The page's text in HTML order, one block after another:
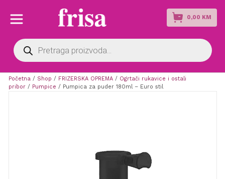
0,00 KM
Products
search
Početna / Shop / FRIZERSKA OPREMA/ Ogrtači rukavice i ostali
pribor/ Pumpice / Pumpica za puder 180ml – Euro stil